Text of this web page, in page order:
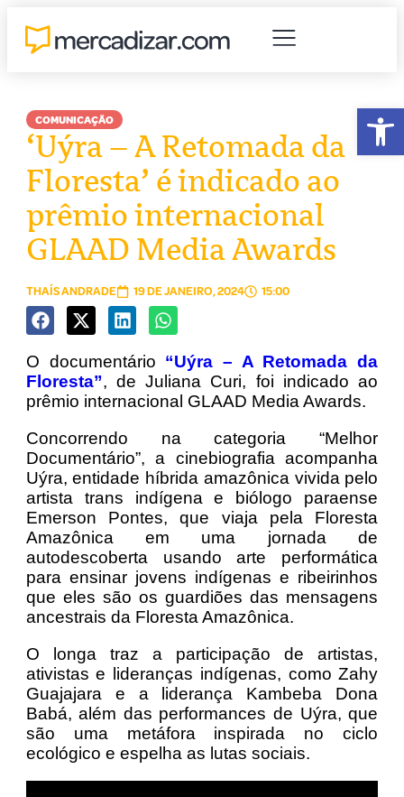
COMUNICAÇÃO
‘Uýra – A Retomada da
Floresta’ é indicado ao
prêmio internacional
GLAAD Media Awards
THAÍS ANDRADE 19 DE JANEIRO, 2024 15:00
O documentário “Uýra – A Retomada da
Floresta”, de Juliana Curi, foi indicado ao
prêmio internacional GLAAD Media Awards.
Concorrendo na categoria “Melhor
Documentário”, a cinebiografia acompanha
Uýra, entidade híbrida amazônica vivida pelo
artista trans indígena e biólogo paraense
Emerson Pontes, que viaja pela Floresta
Amazônica em uma jornada de
autodescoberta usando arte performática
para ensinar jovens indígenas e ribeirinhos
que eles são os guardiões das mensagens
ancestrais da Floresta Amazônica.
O longa traz a participação de artistas,
ativistas e lideranças indígenas, como Zahy
Guajajara e a liderança Kambeba Dona
Babá, além das performances de Uýra, que
são uma metáfora inspirada no ciclo
ecológico e espelha as lutas sociais.